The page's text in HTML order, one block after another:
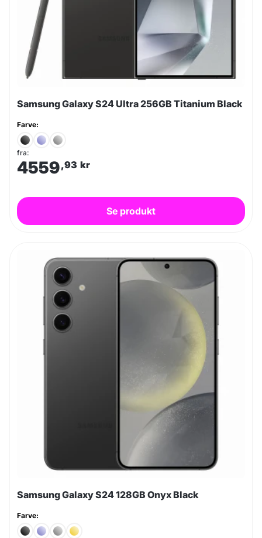
Samsung Galaxy S24 Ultra 256GB Titanium Black
Farve:
fra:
4559,93 kr
Se produkt
Samsung Galaxy S24 128GB Onyx Black
Farve: